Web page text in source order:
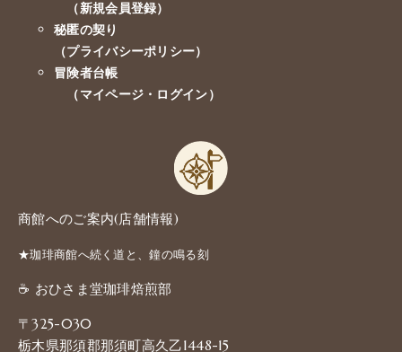
（新規会員登録）
秘匿の契り
（プライバシーポリシー）
冒険者台帳
（マイページ・ログイン）
商館へのご案内(店舗情報)
★珈琲商館へ続く道と、鐘の鳴る刻
☕️ おひさま堂珈琲焙煎部
〒325-030
栃木県那須郡那須町高久乙1448-15